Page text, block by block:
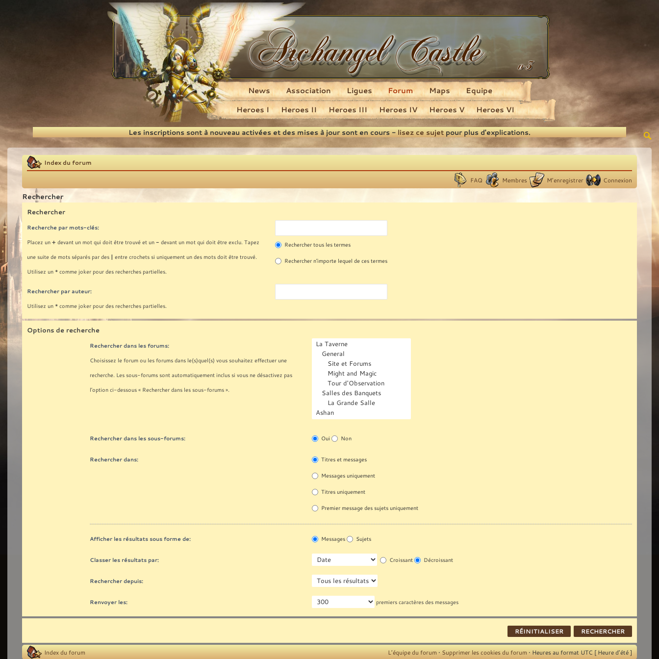
Recherche
Heroes I Heroes II Heroes III Heroes IV Heroes V Heroes VI
News Association Ligues Forum Maps Equipe
Les inscriptions sont à nouveau activées et des mises à jour sont en cours -lisez ce sujetpour plus d'explications.
Index du forum
FAQ Membres M’enregistrer Connexion
Rechercher
Rechercher
Recherche par mots-clés:
Placez un + devant un mot qui doit être trouvé et un - devant un mot qui doit être exclu. Tapez
une suite de mots séparés par des | entre crochets si uniquement un des mots doit être trouvé.
Utilisez un * comme joker pour des recherches partielles.
Rechercher tous les termes
Rechercher n’importe lequel de ces termes
Rechercher par auteur:
Utilisez un * comme joker pour des recherches partielles.
Options de recherche
Rechercher dans les forums:
Choisissez le forum ou les forums dans le(s)quel(s) vous souhaitez effectuer une
recherche. Les sous-forums sont automatiquement inclus si vous ne désactivez pas
l’option ci-dessous « Rechercher dans les sous-forums ».
Rechercher dans les sous-forums: Oui Non
Rechercher dans: Titres et messages
Messages uniquement
Titres uniquement
Premier message des sujets uniquement
Afficher les résultats sous forme de: Messages Sujets
Classer les résultats par: Croissant Décroissant
Rechercher depuis:
Renvoyer les: premiers caractères des messages
Index du forum L’équipe du forum • Supprimer les cookies du forum • Heures au format UTC [ Heure d’été ]